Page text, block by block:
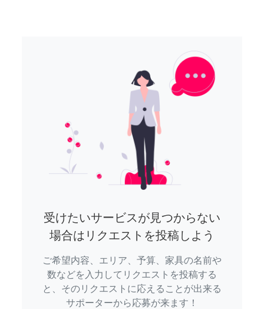
受けたいサービスが見つからない
場合はリクエストを投稿しよう
ご希望内容、エリア、予算、家具の名前や
数などを入力してリクエストを投稿する
と、そのリクエストに応えることが出来る
サポーターから応募が来ます！